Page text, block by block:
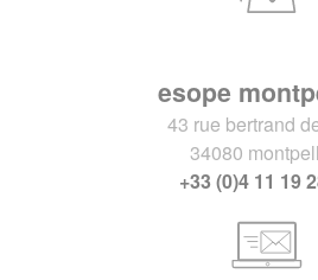
esope
43 rue bertrand
34080
+33 (0)4 11 19